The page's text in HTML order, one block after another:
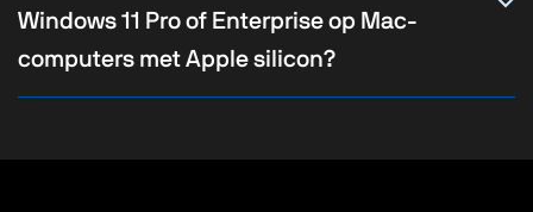
Windows 11 Pro of Enterprise op Mac-
computers met Apple silicon?